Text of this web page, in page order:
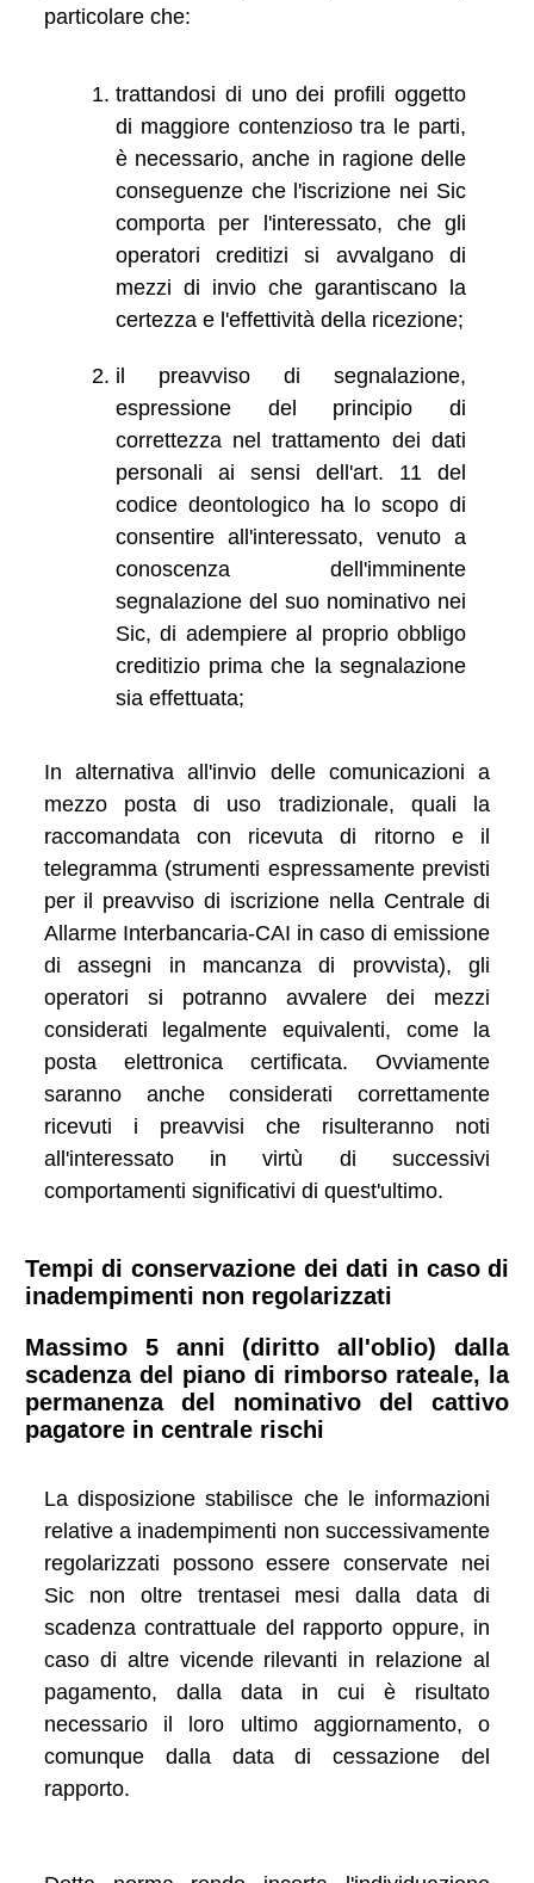
particolare che:
trattandosi di uno dei profili oggetto
di maggiore contenzioso tra le parti,
è necessario, anche in ragione delle
conseguenze che l'iscrizione nei Sic
comporta per l'interessato, che gli
operatori creditizi si avvalgano di
mezzi di invio che garantiscano la
certezza e l'effettività della ricezione;
il preavviso di segnalazione,
espressione del principio di
correttezza nel trattamento dei dati
personali ai sensi dell'art. 11 del
codice deontologico ha lo scopo di
consentire all'interessato, venuto a
conoscenza dell'imminente
segnalazione del suo nominativo nei
Sic, di adempiere al proprio obbligo
creditizio prima che la segnalazione
sia effettuata;
In alternativa all'invio delle comunicazioni a
mezzo posta di uso tradizionale, quali la
raccomandata con ricevuta di ritorno e il
telegramma (strumenti espressamente previsti
per il preavviso di iscrizione nella Centrale di
Allarme Interbancaria-CAI in caso di emissione
di assegni in mancanza di provvista), gli
operatori si potranno avvalere dei mezzi
considerati legalmente equivalenti, come la
posta elettronica certificata. Ovviamente
saranno anche considerati correttamente
ricevuti i preavvisi che risulteranno noti
all'interessato in virtù di successivi
comportamenti significativi di quest'ultimo.
Tempi di conservazione dei dati in caso di
inadempimenti non regolarizzati
Massimo 5 anni (diritto all'oblio) dalla
scadenza del piano di rimborso rateale, la
permanenza del nominativo del cattivo
pagatore in centrale rischi
La disposizione stabilisce che le informazioni
relative a inadempimenti non successivamente
regolarizzati possono essere conservate nei
Sic non oltre trentasei mesi dalla data di
scadenza contrattuale del rapporto oppure, in
caso di altre vicende rilevanti in relazione al
pagamento, dalla data in cui è risultato
necessario il loro ultimo aggiornamento, o
comunque dalla data di cessazione del
rapporto.